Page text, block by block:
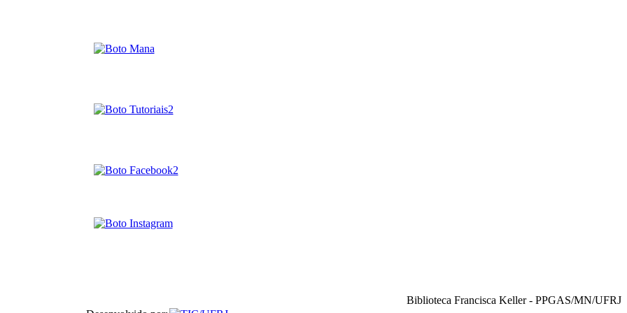
Biblioteca Francisca Keller - PPGAS/MN/UFRJ